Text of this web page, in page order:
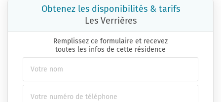
Obtenez les disponibilités & tarifs
Les Verrières
Remplissez ce formulaire et recevez
toutes les infos de cette résidence